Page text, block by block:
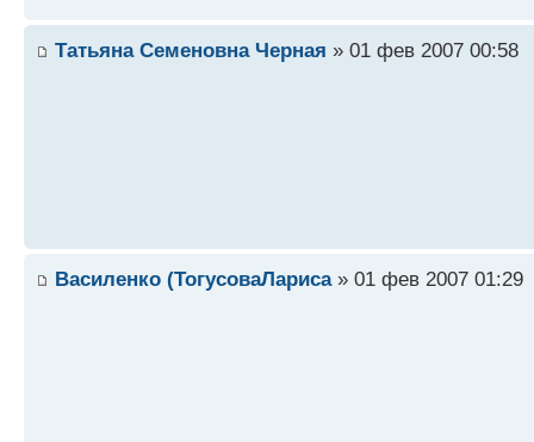
Татьяна Семеновна Черная » 01 фев 2007 00:58
Василенко (ТогусоваЛариса» 01 фев 2007 01:29